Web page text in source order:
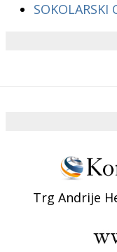
SOKOLARSKI
Trg Andrije